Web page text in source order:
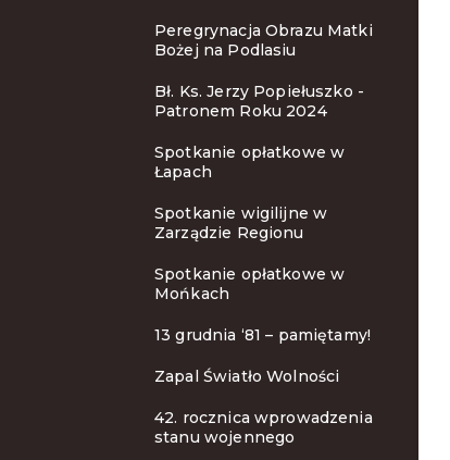
Peregrynacja Obrazu Matki
Bożej na Podlasiu
Bł. Ks. Jerzy Popiełuszko -
Patronem Roku 2024
Spotkanie opłatkowe w
Łapach
Spotkanie wigilijne w
Zarządzie Regionu
Spotkanie opłatkowe w
Mońkach
13 grudnia ‘81 – pamiętamy!
Zapal Światło Wolności
42. rocznica wprowadzenia
stanu wojennego